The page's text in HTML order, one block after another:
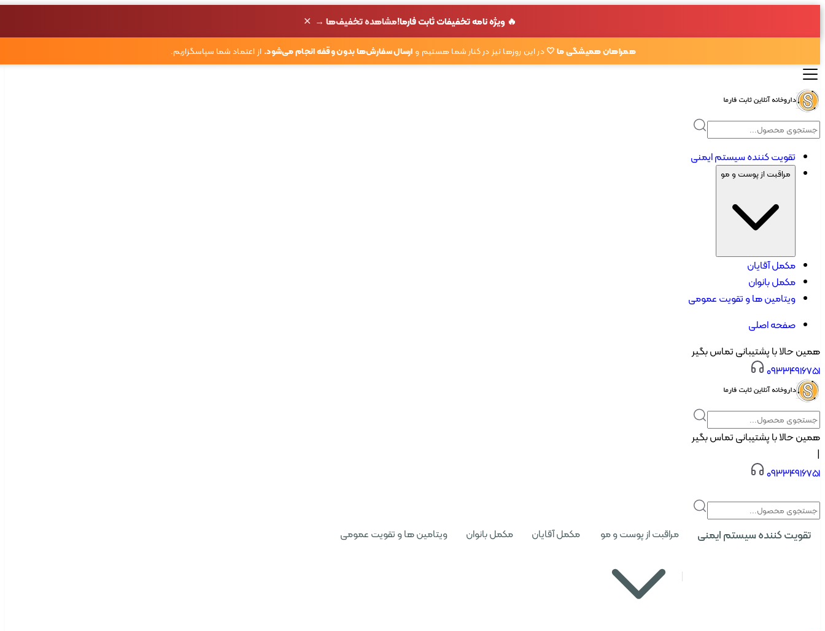
🔥 ویژه نامه تخفیفات ثابت فارما!مشاهده تخفیف‌ها → ✕
همراهان همیشگی ما 🤍در این روزها نیز در کنار شما هستیم و ارسال سفارش‌ها بدون وقفه انجام می‌شود. از اعتماد شما سپاسگزاریم.
تقویت کننده سیستم ایمنی
مراقبت از پوست و مو
مکمل آقایان
مکمل بانوان
ویتامین ها و تقویت عمومی
صفحه اصلی
همین حالا با پشتیبانی تماس بگیر
۰۹۳۳۴۹۱۶۷۵۱
همین حالا با پشتیبانی تماس بگیر
|
۰۹۳۳۴۹۱۶۷۵۱
تقویت کننده سیستم ایمنی مراقبت از پوست و مو مکمل آقایان مکمل بانوان ویتامین ها و تقویت عمومی